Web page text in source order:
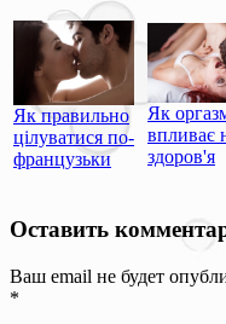
Як правильно
цілуватися по-
французьки
Як
впливає
здоров'я
Оставить
Ваш email не будет
*